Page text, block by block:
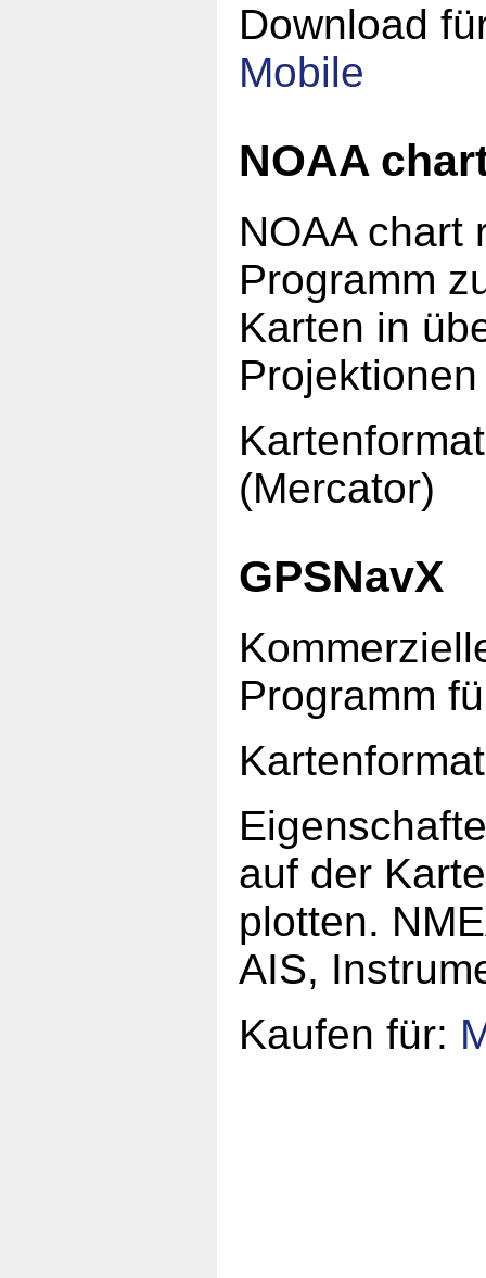
Download
Mobile
NOAA
NOAA chart
Programm
Karten in
(Mercator)
GPSNavX
Programm
auf der
plotten.
AIS,
Kaufen für: